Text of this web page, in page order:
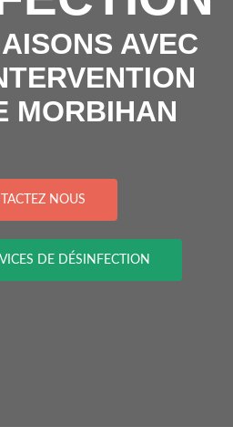
AVEC
MORBIHAN
NOUS
DE DÉSINFECTION